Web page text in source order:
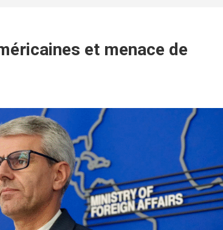
et menace de